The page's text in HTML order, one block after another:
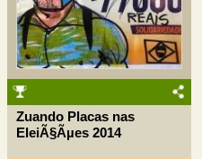
Zuando Placas nas
EleiÃ§Ãµes 2014